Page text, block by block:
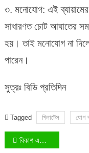
৩. মনোযোগ: এই
সাধারণত চোট আঘাতের
হয়। তাই মনোযোগ না
পারেন।
সুত্রঃ বিডি প্রতিদিন
Tagged পিলাটেস যোগ
Post
বিকাশ একাউন্ট খোলার নিয়ম (create bkash account)